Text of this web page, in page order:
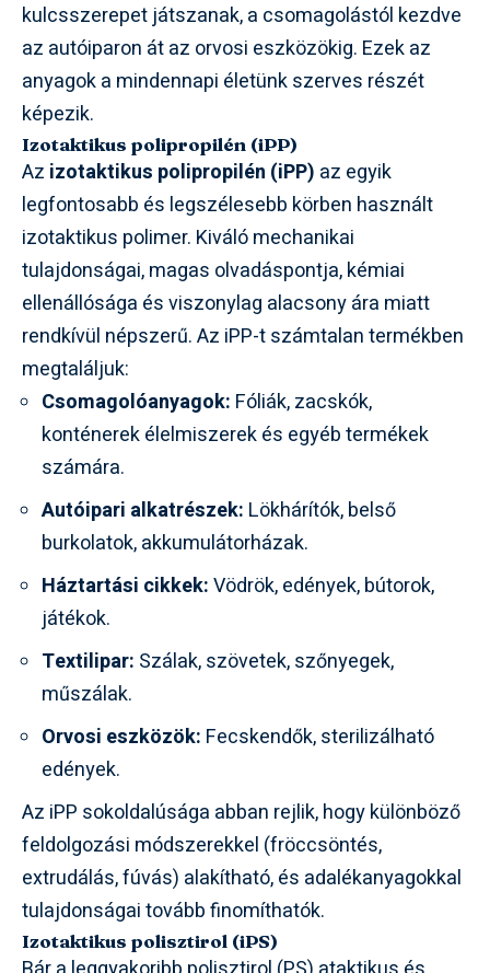
kulcsszerepet játszanak, a csomagolástól kezdve
az autóiparon át az orvosi eszközökig. Ezek az
anyagok a mindennapi életünk szerves részét
képezik.
Izotaktikus polipropilén (iPP)
Az izotaktikus polipropilén (iPP) az egyik
legfontosabb és legszélesebb körben használt
izotaktikus polimer. Kiváló mechanikai
tulajdonságai, magas olvadáspontja, kémiai
ellenállósága és viszonylag alacsony ára miatt
rendkívül népszerű. Az iPP-t számtalan termékben
megtaláljuk:
Csomagolóanyagok: Fóliák, zacskók,
konténerek élelmiszerek és egyéb termékek
számára.
Autóipari alkatrészek: Lökhárítók, belső
burkolatok, akkumulátorházak.
Háztartási cikkek:Vödrök, edények, bútorok,
játékok.
Textilipar: Szálak, szövetek, szőnyegek,
műszálak.
Orvosi eszközök: Fecskendők, sterilizálható
edények.
Az iPP sokoldalúsága abban rejlik, hogy különböző
feldolgozási módszerekkel (fröccsöntés,
extrudálás, fúvás) alakítható, és adalékanyagokkal
tulajdonságai tovább finomíthatók.
Izotaktikus polisztirol (iPS)